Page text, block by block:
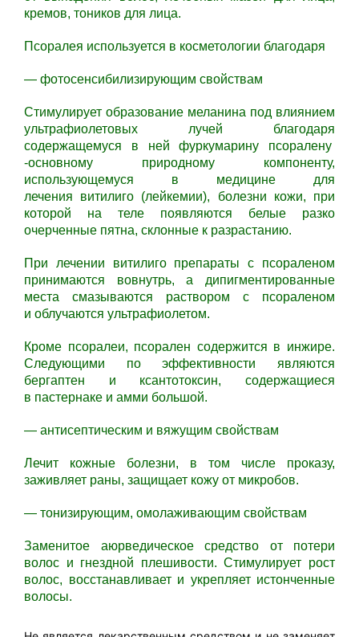
кремов, тоников для лица.
Псоралея используется в косметологии благодаря
— фотосенсибилизирующим свойствам
Стимулирует образование меланина под влиянием
ультрафиолетовых лучей благодаря
содержащемуся в ней фуркумарину псоралену
-основному природному компоненту,
использующемуся в медицине для
лечения витилиго (лейкемии), болезни кожи, при
которой на теле появляются белые разко
очерченные пятна, склонные к разрастанию.
При лечении витилиго препараты с псораленом
принимаются вовнутрь, а дипигментированные
места смазываются раствором с псораленом
и облучаются ультрафиолетом.
Кроме псоралеи, псорален содержится в инжире.
Следующими по эффективности являются
бергаптен и ксантотоксин, содержащиеся
в пастернаке и амми большой.
— антисептическим и вяжущим свойствам
Лечит кожные болезни, в том числе проказу,
заживляет раны, защищает кожу от микробов.
— тонизирующим, омолаживающим свойствам
Заменитое аюрведическое средство от потери
волос и гнездной плешивости. Стимулирует рост
волос, восстанавливает и укрепляет истонченные
волосы.